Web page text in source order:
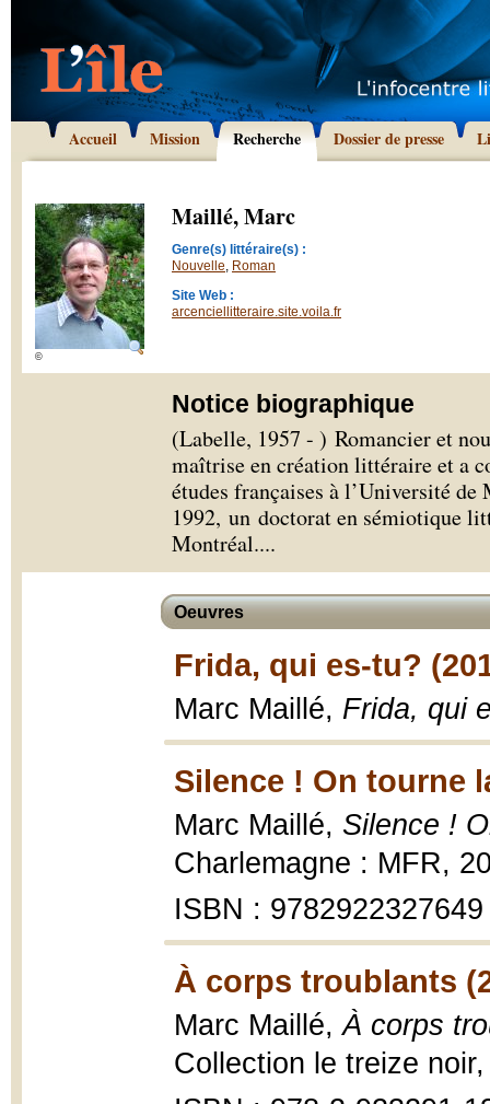
Accueil Mission Recherche Dossier de presse
©
Maillé, Marc
Genre(s) littéraire(s) :
Nouvelle, Roman
Site Web :
arcenciellitteraire.site.voila.fr
Notice biographique
(Labelle, 1957 - ) Romancier et
maîtrise en création littéraire et a
études françaises à l’Université
1992, un doctorat en sémiotique
Montréal....
Oeuvres
Frida, qui es-tu?
Marc Maillé, Frida, qui
Silence ! On tourne
Marc Maillé, Silence !
Charlemagne : MFR,
ISBN : 9782922327649
À corps troublants
Marc Maillé,À corps
Collection le treize